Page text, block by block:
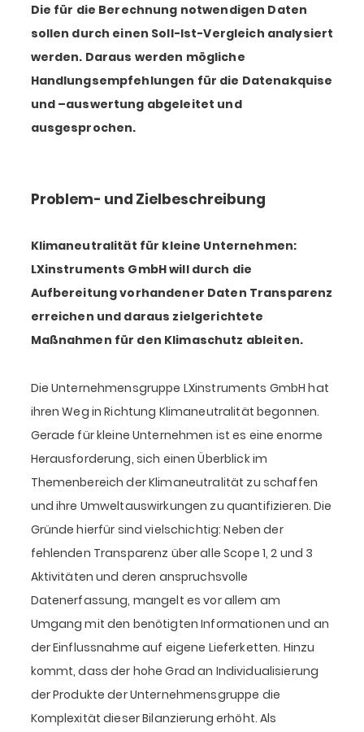
Die für die Berechnung notwendigen Daten
sollen durch einen Soll-Ist-Vergleich analysiert
werden. Daraus werden mögliche
Handlungsempfehlungen für die Datenakquise
und –auswertung abgeleitet und
ausgesprochen.
Problem- und Zielbeschreibung
Klimaneutralität für kleine Unternehmen:
LXinstruments GmbH will durch die
Aufbereitung vorhandener Daten Transparenz
erreichen und daraus zielgerichtete
Maßnahmen für den Klimaschutz ableiten.
Die Unternehmensgruppe LXinstruments GmbH hat
ihren Weg in Richtung Klimaneutralität begonnen.
Gerade für kleine Unternehmen ist es eine enorme
Herausforderung, sich einen Überblick im
Themenbereich der Klimaneutralität zu schaffen
und ihre Umweltauswirkungen zu quantifizieren. Die
Gründe hierfür sind vielschichtig: Neben der
fehlenden Transparenz über alle Scope 1, 2 und 3
Aktivitäten und deren anspruchsvolle
Datenerfassung, mangelt es vor allem am
Umgang mit den benötigten Informationen und an
der Einflussnahme auf eigene Lieferketten. Hinzu
kommt, dass der hohe Grad an Individualisierung
der Produkte der Unternehmensgruppe die
Komplexität dieser Bilanzierung erhöht. Als